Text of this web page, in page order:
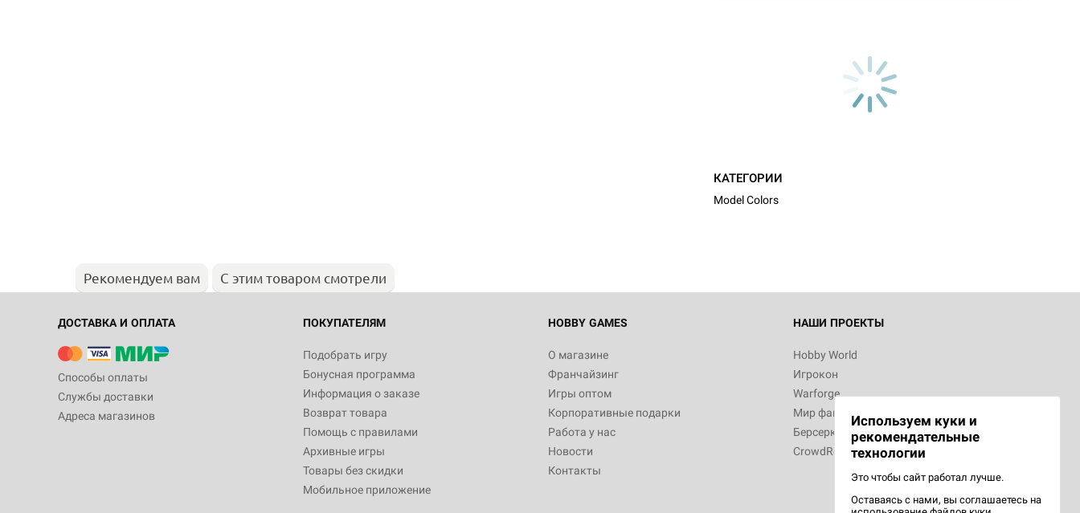
КАТЕГОРИИ
Model Colors
Рекомендуем вам С этим товаром смотрели
ДОСТАВКА И ОПЛАТА
Способы оплаты
Службы доставки
Адреса магазинов
ПОКУПАТЕЛЯМ
Подобрать игру
Бонусная программа
Информация о заказе
Возврат товара
Помощь с правилами
Архивные игры
Товары без скидки
Мобильное приложение
HOBBY GAMES
О магазине
Франчайзинг
Игры оптом
Корпоративные подарки
Работа у нас
Новости
Контакты
НАШИ ПРОЕКТЫ
Hobby World
Игрокон
Warforge
Мир фантастики
Берсерк
CrowdRepublic
Используем куки и
рекомендательные
технологии
Это чтобы сайт работал лучше.
Оставаясь с нами, вы соглашаетесь на